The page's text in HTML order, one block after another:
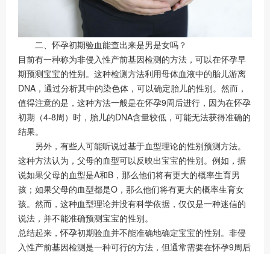
二、怀孕初期验血能查出来是男是女吗？
目前有一种称为非侵入性产前基因检测的方法，可以在怀孕早
期预测宝宝的性别。这种检测方法利用母体血液中的胎儿游离
DNA，通过分析其中的染色体，可以确定胎儿的性别。然而，
值得注意的是，这种方法一般是在怀孕9周后进行，因为在怀孕
初期（4-8周）时，胎儿的DNA含量较低，可能无法获得准确的
结果。
另外，有些人可能听说过基于血型理论的性别预测方法。
这种方法认为，父母的血型可以反映出宝宝的性别。例如，据
说如果父母的血型是A和B，那么他们将有更大的概率生育男
孩；如果父母的血型都是O，那么他们将有更大的概率生育女
孩。然而，这种血型理论并没有科学依据，仅仅是一种迷信的
说法，并不能准确预测宝宝的性别。
总结起来，怀孕初期验血并不能准确地确定宝宝的性别。非侵
入性产前基因检测是一种可行的方法，但通常需要在怀孕9周后